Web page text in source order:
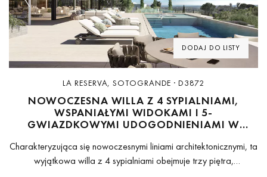
DODAJ DO LISTY
Previous Next
LA RESERVA, SOTOGRANDE · D3872
NOWOCZESNA WILLA Z 4 SYPIALNIAMI,
WSPANIAŁYMI WIDOKAMI I 5-
GWIAZDKOWYMI UDOGODNIENIAMI W
Charakteryzująca się nowoczesnymi liniami architektonicznymi, ta
wyjątkowa willa z 4 sypialniami obejmuje trzy piętra,